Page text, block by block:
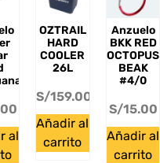
al
OZTRAIL
HARD
COOLER
26L
S/159.00
Añadir al
carrito
Anzuelo
BKK RED
OCTOPUS
BEAK
#4/0
S/15.00
Añadir al
carrito